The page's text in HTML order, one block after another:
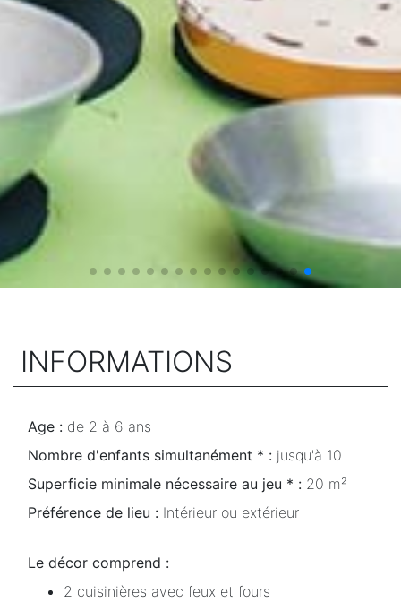
INFORMATIONS
Age : de 2 à 6 ans
Nombre d'enfants simultanément * : jusqu'à 10
Superficie minimale nécessaire au jeu * : 20 m²
Préférence de lieu : Intérieur ou extérieur
Le décor comprend :
2 cuisinières avec feux et fours